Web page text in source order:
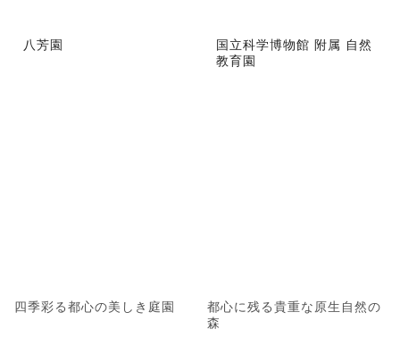
八芳園
四季彩る都心の美しき庭園
国立科学博物館 附属 自然
教育園
都心に残る貴重な原生自然の
森